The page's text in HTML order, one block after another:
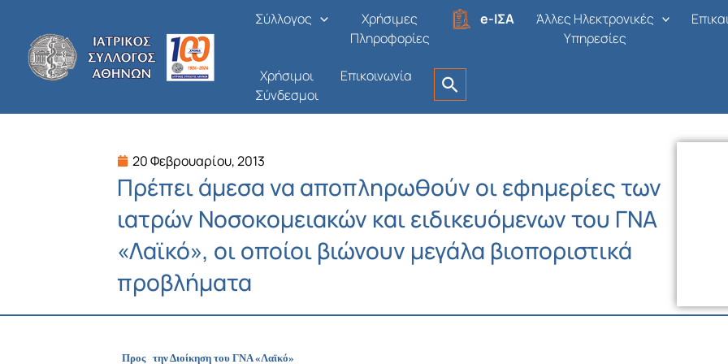
περιεχόμενο
Σύλλογος
Χρήσιμες
Πληροφορίες
e-ΙΣΑ
Άλλες Ηλεκτρονικές
Υπηρεσίες
Χρήσιμοι
Σύνδεσμοι
Επικοινωνία
20 Φεβρουαρίου, 2013
Πρέπει άμεσα να αποπληρωθούν οι εφημερίες των
ιατρών Νοσοκομειακών και ειδικευόμενων του ΓΝΑ
«Λαϊκό», οι οποίοι βιώνουν μεγάλα βιοποριστικά
προβλήματα
Προς την Διοίκηση του ΓΝΑ «Λαϊκό»